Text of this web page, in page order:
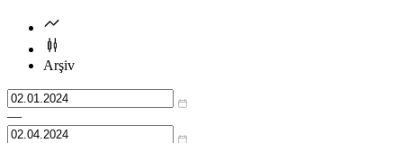
Arşiv
—